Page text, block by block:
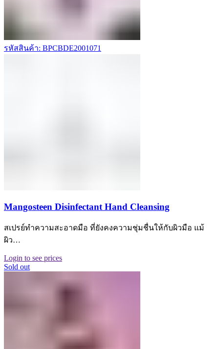
รหัสสินค้า: BPCBDE2001071
Mangosteen Disinfectant Hand Cleansing
สเปรย์ทำความสะอาดมือ ที่ยังคงความชุ่มชื่นให้กับผิวมือ แม้
ผิว…
Login to see prices
Sold out